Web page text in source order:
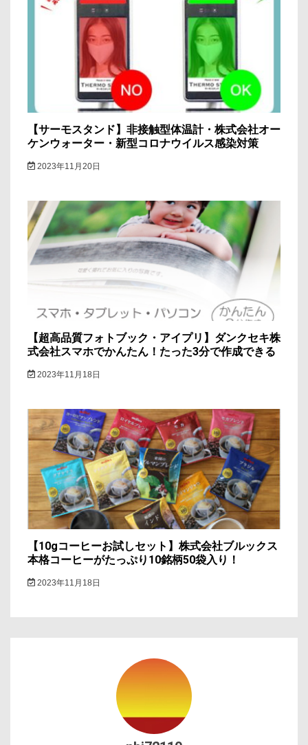
【サーモスタンド】非接触型体温計・株式会社オー
ケンウォーター・新型コロナウイルス感染対策
2023年11月20日
【超高品質フォトブック・アイプリ】ダンクセキ株
式会社スマホでかんたん！たった3分で作成できる
2023年11月18日
【10gコーヒーお試しセット】株式会社ブルックス
本格コーヒーがたっぷり10銘柄50袋入り！
2023年11月18日